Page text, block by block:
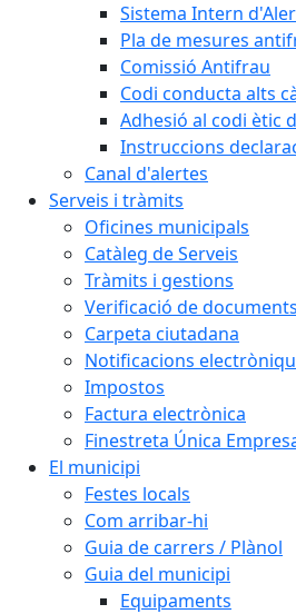
Sistema Intern
Pla de mesures
Comissió Antifrau
Codi conducta alts
Adhesió al codi ètic
Instruccions
Canal d'alertes
Serveis i tràmits
Oficines municipals
Catàleg de Serveis
Tràmits i gestions
Verificació de documents
Carpeta ciutadana
Notificacions
Impostos
Factura electrònica
Finestreta Única
El municipi
Festes locals
Com arribar-hi
Guia de carrers / Plànol
Guia del municipi
Equipaments